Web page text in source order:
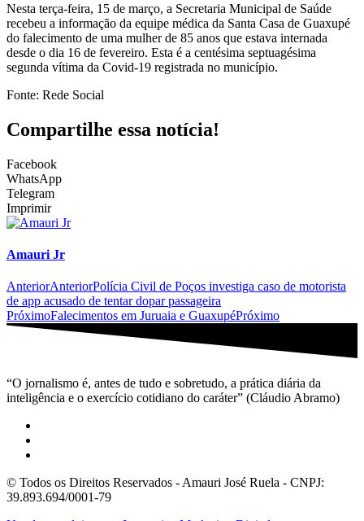
Nesta terça-feira, 15 de março, a Secretaria Municipal de Saúde
recebeu a informação da equipe médica da Santa Casa de Guaxupé
do falecimento de uma mulher de 85 anos que estava internada
desde o dia 16 de fevereiro. Esta é a centésima septuagésima
segunda vítima da Covid-19 registrada no município.
Fonte: Rede Social
Compartilhe essa notícia!
Facebook
WhatsApp
Telegram
Imprimir
Amauri Jr
AnteriorAnteriorPolícia Civil de Poços investiga caso de motorista
de app acusado de tentar dopar passageira
PróximoFalecimentos em Juruaia e GuaxupéPróximo
“O jornalismo é, antes de tudo e sobretudo, a prática diária da
inteligência e o exercício cotidiano do caráter” (Cláudio Abramo)
© Todos os Direitos Reservados - Amauri José Ruela - CNPJ:
39.893.694/0001-79